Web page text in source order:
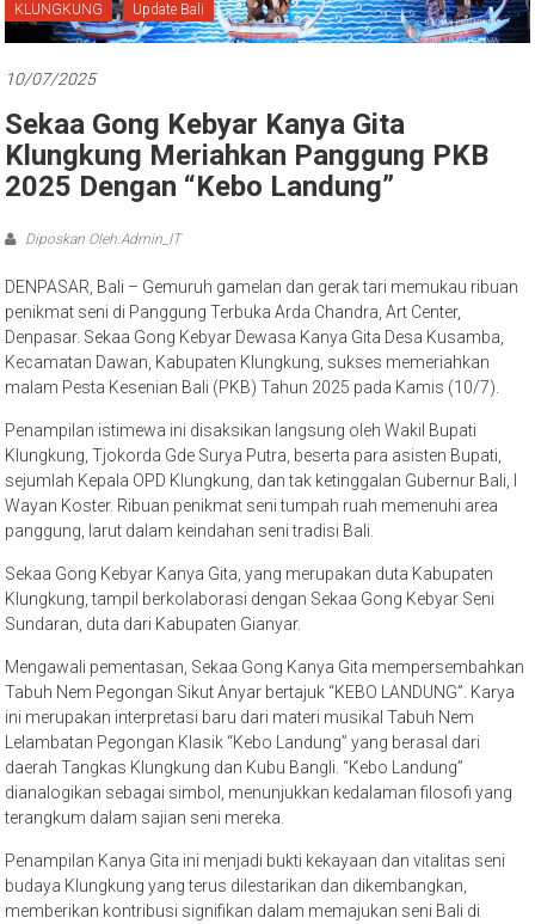
Bali
KLUNGKUNG Update Bali
10/07/2025
Sekaa Gong Kebyar Kanya Gita
Klungkung Meriahkan Panggung PKB
2025 Dengan “Kebo Landung”
Diposkan Oleh:Admin_IT
DENPASAR, Bali – Gemuruh gamelan dan gerak tari memukau ribuan
penikmat seni di Panggung Terbuka Arda Chandra, Art Center,
Denpasar. Sekaa Gong Kebyar Dewasa Kanya Gita Desa Kusamba,
Kecamatan Dawan, Kabupaten Klungkung, sukses memeriahkan
malam Pesta Kesenian Bali (PKB) Tahun 2025 pada Kamis (10/7).
Penampilan istimewa ini disaksikan langsung oleh Wakil Bupati
Klungkung, Tjokorda Gde Surya Putra, beserta para asisten Bupati,
sejumlah Kepala OPD Klungkung, dan tak ketinggalan Gubernur Bali, I
Wayan Koster. Ribuan penikmat seni tumpah ruah memenuhi area
panggung, larut dalam keindahan seni tradisi Bali.
Sekaa Gong Kebyar Kanya Gita, yang merupakan duta Kabupaten
Klungkung, tampil berkolaborasi dengan Sekaa Gong Kebyar Seni
Sundaran, duta dari Kabupaten Gianyar.
Mengawali pementasan, Sekaa Gong Kanya Gita mempersembahkan
Tabuh Nem Pegongan Sikut Anyar bertajuk “KEBO LANDUNG”. Karya
ini merupakan interpretasi baru dari materi musikal Tabuh Nem
Lelambatan Pegongan Klasik “Kebo Landung” yang berasal dari
daerah Tangkas Klungkung dan Kubu Bangli. “Kebo Landung”
dianalogikan sebagai simbol, menunjukkan kedalaman filosofi yang
terangkum dalam sajian seni mereka.
Penampilan Kanya Gita ini menjadi bukti kekayaan dan vitalitas seni
budaya Klungkung yang terus dilestarikan dan dikembangkan,
memberikan kontribusi signifikan dalam memajukan seni Bali di